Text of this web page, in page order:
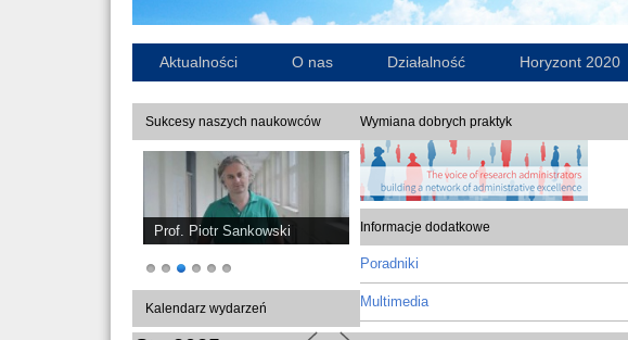
Aktualności O nas Działalność Horyzont 2020
Sukcesy naszych naukowców
Prof. Piotr Sankowski
Kalendarz wydarzeń
Wymiana dobrych praktyk
Informacje dodatkowe
Poradniki
Multimedia